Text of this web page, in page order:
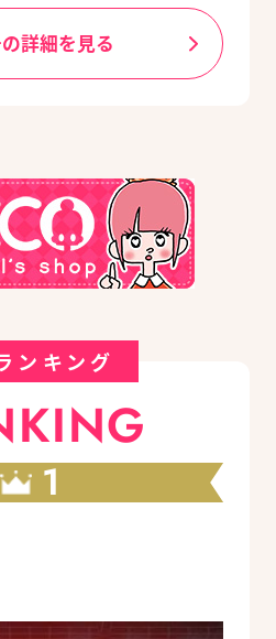
詳細を見る
ンキング
1